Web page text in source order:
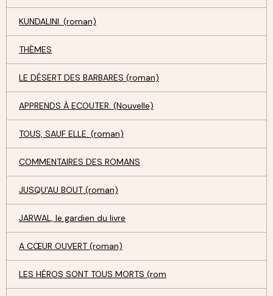
KUNDALINI. (roman)
THÈMES
LE DÉSERT DES BARBARES (roman)
APPRENDS À ECOUTER. (Nouvelle)
TOUS, SAUF ELLE. (roman)
COMMENTAIRES DES ROMANS
JUSQU'AU BOUT (roman)
JARWAL, le gardien du livre
A CŒUR OUVERT (roman)
LES HÉROS SONT TOUS MORTS (rom